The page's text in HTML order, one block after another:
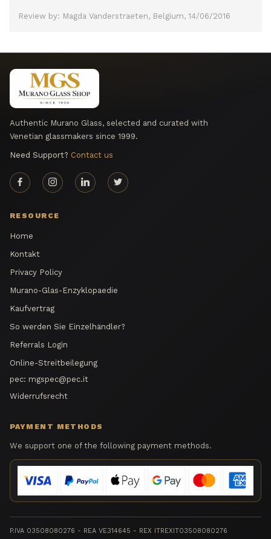
Review by: Magda Vanderstraeten, Belgium, 14/06/2016
Authentic Murano Glass, selected and curated with
Venetian glassmakers since 1999.
Need Support? Contact us
RESOURCE
Home
Kontakt
Privacy Policy
Murano-Glas-Enzyklopaedie
Kaufvertrag
So werden Sie Einzelhändler?
Referrals Login
Online-Streitbeilegung
pec: mgspec@pec.it
Widerrufsrecht
PAYMENT METHODS
We support one of the following payment methods.
P.IVA 03508080276 - REA VE314645 - REX ITREXIT03508080276